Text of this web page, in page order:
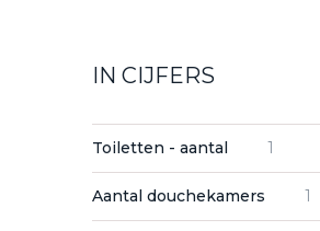
IN CIJFERS
Toiletten - aantal 1
Aantal douchekamers 1